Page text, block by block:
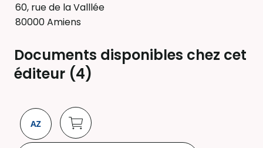
60, rue de la Valllée
80000 Amiens
Documents disponibles chez cet
éditeur (4)